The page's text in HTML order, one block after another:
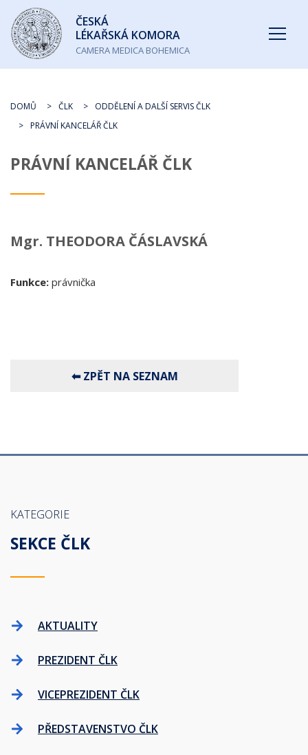
Česká
lékařská
komora
ČESKÁ
LÉKAŘSKÁ KOMORA
CAMERA MEDICA BOHEMICA
DOMŮ ČLK
ODDĚLENÍ A DALŠÍ SERVIS ČLK
PRÁVNÍ KANCELÁŘ ČLK
PRÁVNÍ KANCELÁŘ ČLK
Mgr. THEODORA ČÁSLAVSKÁ
Funkce: právnička
KATEGORIE
SEKCE ČLK
AKTUALITY
PREZIDENT ČLK
VICEPREZIDENT ČLK
PŘEDSTAVENSTVO ČLK